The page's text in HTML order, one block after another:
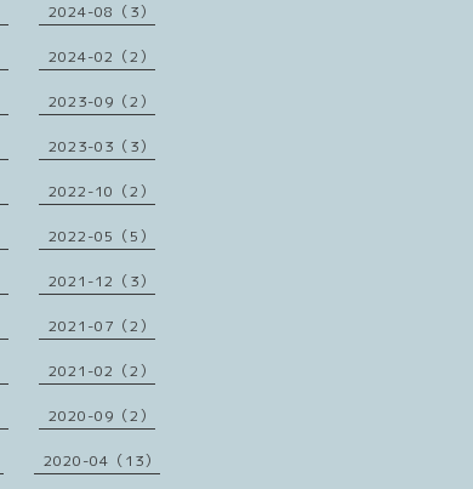
2024-08（3）
2024-02（2）
2023-09（2）
2023-03（3）
2022-10（2）
2022-05（5）
2021-12（3）
2021-07（2）
2021-02（2）
2020-09（2）
2020-04（13）